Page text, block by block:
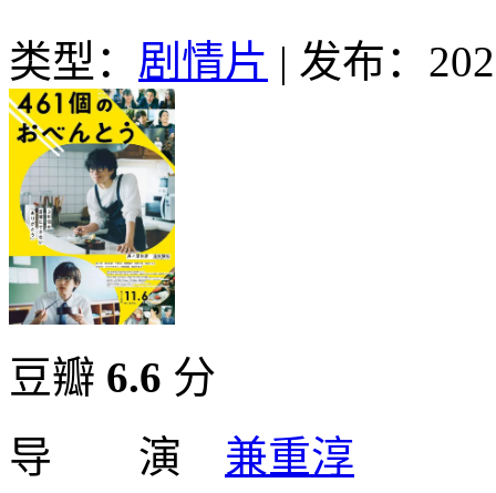
类型： 剧情片 | 发布：
豆瓣 6.6 分
导 演 兼重淳